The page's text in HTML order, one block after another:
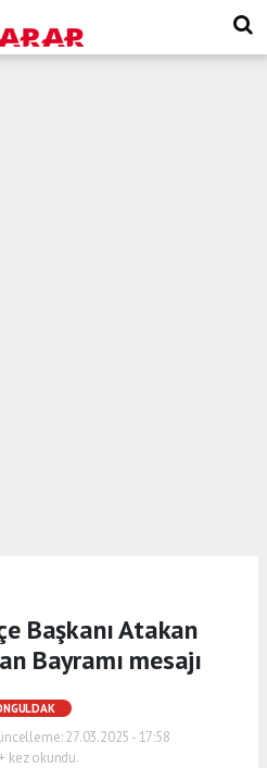
Başkanı Atakan
Bayramı mesajı
27.03.2025 - 17:58
kez okundu.